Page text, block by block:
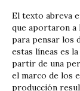
El texto abreva
que aportaron a
para pensar los
estas líneas es
partir de una
el marco de los
producción